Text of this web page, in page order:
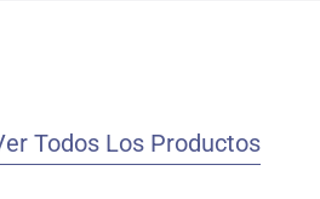
Todos Los Productos